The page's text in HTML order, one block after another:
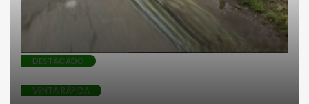
DESTACADO
VENTA RÁPIDA